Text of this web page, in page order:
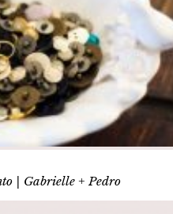
| Gabrielle + Pedro